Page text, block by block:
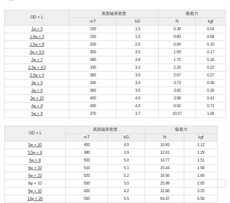
OD × L
表面磁束密度
吸着力
mT
kG N
kgf
1φ × 5
150 1.5 0.39
0.04
1.4φ × 5
150 1.5 0.80
0.08
1.5φ × 8
200 2.0 0.94
0.10
2φ × 5.5
350 3.5 1.69
0.17
2φ × 7
380 3.8 1.72
0.18
2.3φ × 4.5
330 3.3 2.20
0.22
2.5φ × 6
360 3.6 2.67
0.27
3φ × 5
340 3.4 3.73
0.38
3φ × 6
360 3.6 3.82
0.39
3φ × 10
400 4.0 3.98
0.41
4φ × 8
400 4.0 6.92
0.71
5φ × 8
370 3.7 10.57 1.08
OD × L
表面磁束密度
吸着力
mT
kG N
kgf
5φ × 10
400 4.0 10.93
1.12
5.5φ × 8
390 3.9 12.61
1.29
6φ × 8
500 5.0 14.77
1.51
6φ × 10
510 5.1 15.44
1.58
6φ × 23
520 5.2 16.56
1.69
8φ × 10
500 5.0 25.99
2.65
9φ × 10
420 4.2 31.86
3.25
13φ × 20
550 5.5 64.47
6.58